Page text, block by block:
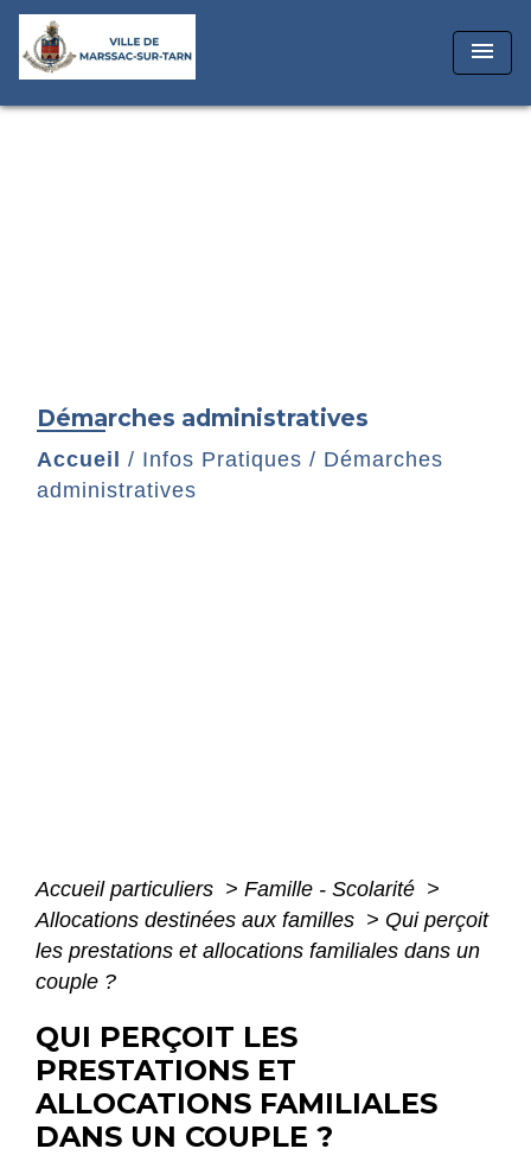
menu
Démarches administratives
Accueil / Infos Pratiques / Démarches
administratives
Accueil particuliers > Famille - Scolarité >
Allocations destinées aux familles > Qui perçoit
les prestations et allocations familiales dans un
couple ?
QUI PERÇOIT LES
PRESTATIONS ET
ALLOCATIONS FAMILIALES
DANS UN COUPLE ?